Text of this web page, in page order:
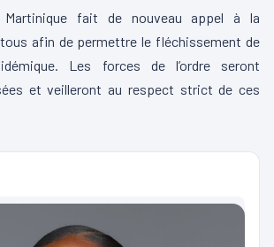
fait de nouveau appel à la
afin de permettre le fléchissement de
Les forces de l’ordre seront
et veilleront au respect strict de ces